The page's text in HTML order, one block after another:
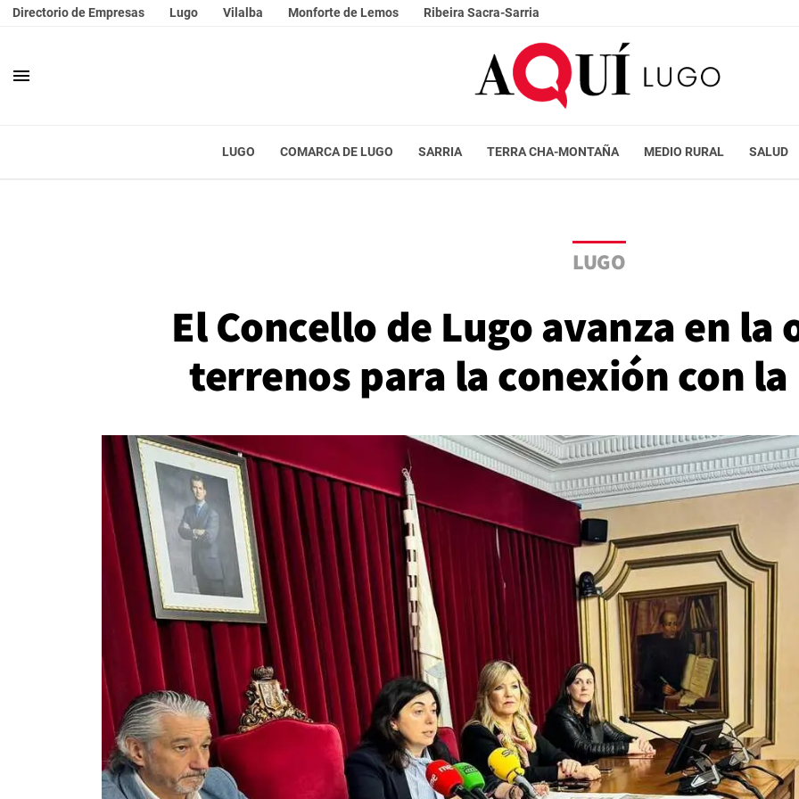
Directorio de Empresas Lugo Vilalba Monforte de Lemos Ribeira Sacra-Sarria
menu
LUGO COMARCA DE LUGO SARRIA TERRA CHA-MONTAÑA MEDIO RURAL SALUD
LUGO
El Concello de Lugo avanza en la
terrenos para la conexión con